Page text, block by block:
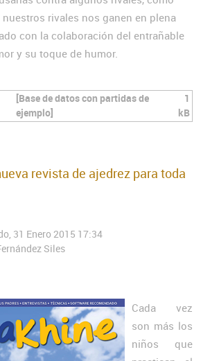
nuestros rivales nos ganen en plena
con la colaboración del entrañable
y su toque de humor.
[Base de datos con partidas de
ejemplo]
1
kB
revista de ajedrez para toda
31 Enero 2015 17:34
Siles
Cada vez
son más los
niños que